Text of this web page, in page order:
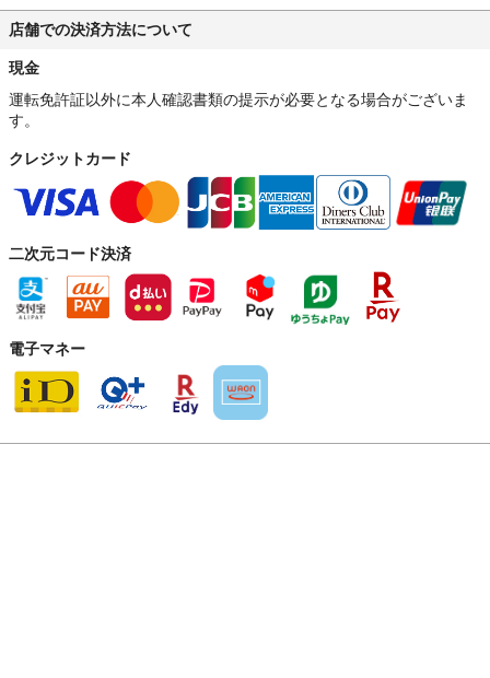
店舗での決済方法について
現金
運転免許証以外に本人確認書類の提示が必要となる場合がございま
す。
クレジットカード
二次元コード決済
電子マネー